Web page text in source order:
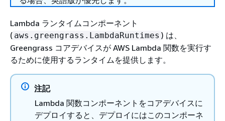
Lambda ランタイムコンポーネント
( aws.greengrass.LambdaRuntimes ) は、
Greengrass コアデバイスが AWS Lambda 関数を実行す
るために使用するランタイムを提供します。
注記
Lambda 関数コンポーネントをコアデバイスに
デプロイすると、デプロイにはこのコンポーネ